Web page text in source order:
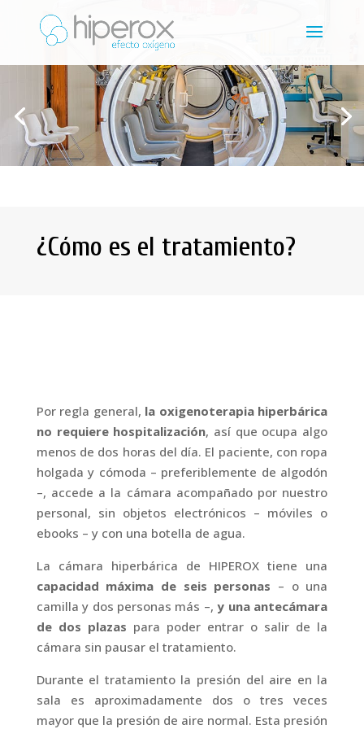
¿Cómo es el tratamiento?
Por regla general, la oxigenoterapia hiperbárica
no requiere hospitalización, así que ocupa algo
menos de dos horas del día. El paciente, con ropa
holgada y cómoda – preferiblemente de algodón
–, accede a la cámara acompañado por nuestro
personal, sin objetos electrónicos – móviles o
ebooks – y con una botella de agua.
La cámara hiperbárica de HIPEROX tiene una
capacidad máxima de seis personas – o una
camilla y dos personas más –,y una antecámara
de dos plazas para poder entrar o salir de la
cámara sin pausar el tratamiento.
Durante el tratamiento la presión del aire en la
sala es aproximadamente dos o tres veces
mayor que la presión de aire normal. Esta presión